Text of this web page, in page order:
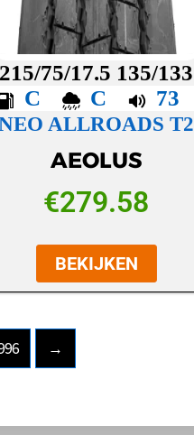
215/75/17.5 135/133
C
C 73
ALLROADS T2
AEOLUS
€279.58
BEKIJKEN
→